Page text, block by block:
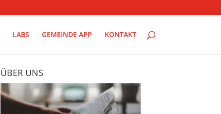
LABS GEMEINDE APP KONTAKT
ÜBER UNS